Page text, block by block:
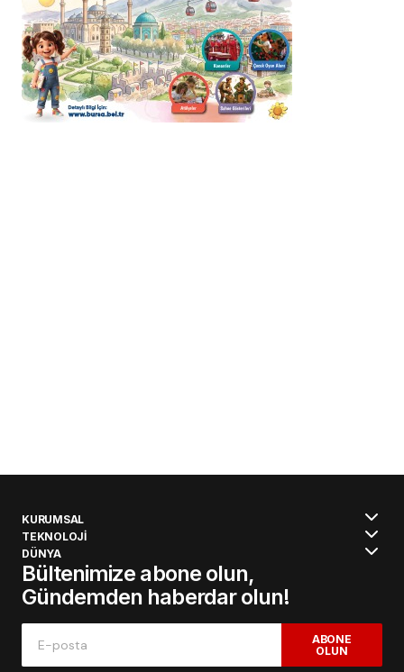
KURUMSAL
TEKNOLOJİ
DÜNYA
Bültenimize abone olun,
Gündemden haberdar olun!
ABONE
OLUN